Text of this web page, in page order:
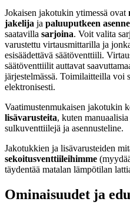
Jokaisen jakotukin ytimessä ovat
jakelija ja paluuputkeen
saatavilla sarjoina. Voit valita
varustettu virtausmittarilla ja
esisäädettävä säätöventtiili.
säätöventtiilit auttavat
järjestelmässä. Toimilaitteilla voi
elektronisesti.
Vaatimustenmukaisen jakotukin
lisävarusteita, kuten
sulkuventtiilejä ja asennusteline.
Jakotukkien ja lisävarusteiden
sekoitusventtiileihimme
täydentää matalan lämpötilan
Ominaisuudet ja